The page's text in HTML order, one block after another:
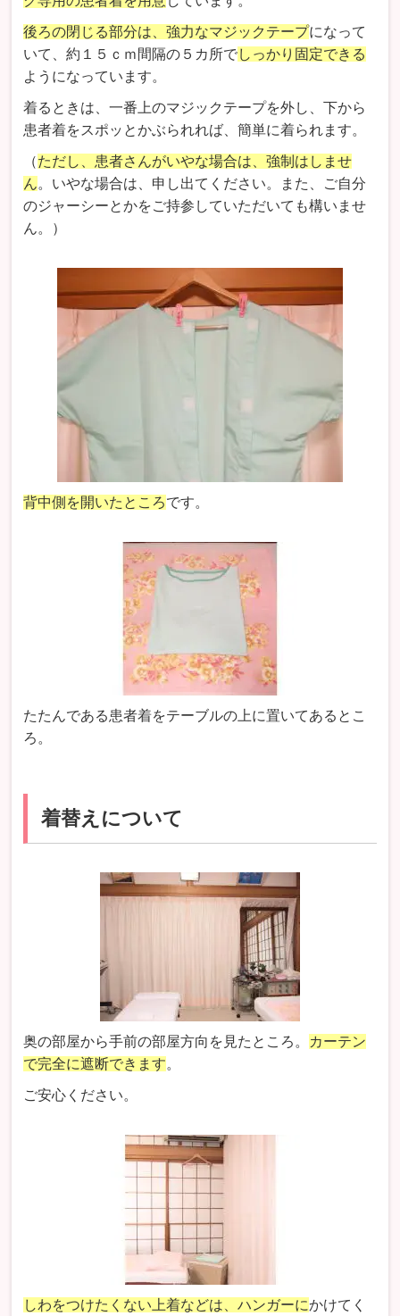
後ろの閉じる部分は、強力なマジックテープになって
いて、約１５ｃｍ間隔の５カ所でしっかり固定できる
ようになっています。
着るときは、一番上のマジックテープを外し、下から
患者着をスポッとかぶられれば、簡単に着られます。
（ただし、患者さんがいやな場合は、強制はしませ
ん。いやな場合は、申し出てください。また、ご自分
のジャーシーとかをご持参していただいても構いませ
ん。）
背中側を開いたところです。
たたんである患者着をテーブルの上に置いてあるとこ
ろ。
着替えについて
奥の部屋から手前の部屋方向を見たところ。
カーテン
で完全に遮断できます。
ご安心ください。
しわをつけたくない上着などは、ハンガーにかけてく